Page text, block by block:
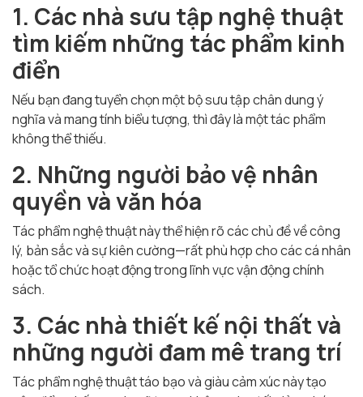
1. Các nhà sưu tập nghệ thuật
tìm kiếm những tác phẩm kinh
điển
Nếu bạn đang tuyển chọn một bộ sưu tập chân dung ý
nghĩa và mang tính biểu tượng, thì đây là một tác phẩm
không thể thiếu.
2. Những người bảo vệ nhân
quyền và văn hóa
Tác phẩm nghệ thuật này thể hiện rõ các chủ đề về công
lý, bản sắc và sự kiên cường—rất phù hợp cho các cá nhân
hoặc tổ chức hoạt động trong lĩnh vực vận động chính
sách.
3. Các nhà thiết kế nội thất và
những người đam mê trang trí
Tác phẩm nghệ thuật táo bạo và giàu cảm xúc này tạo